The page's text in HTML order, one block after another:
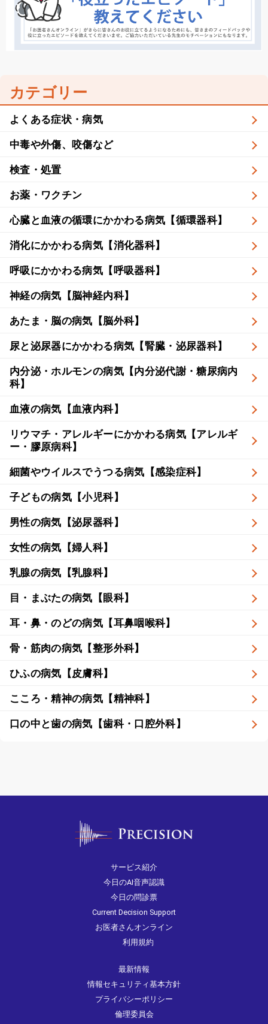
カテゴリー
よくある症状・病気
中毒や外傷、咬傷など
検査・処置
お薬・ワクチン
心臓と血液の循環にかかわる病気【循環器科】
消化にかかわる病気【消化器科】
呼吸にかかわる病気【呼吸器科】
神経の病気【脳神経内科】
あたま・脳の病気【脳外科】
尿と泌尿器にかかわる病気【腎臓・泌尿器科】
内分泌・ホルモンの病気【内分泌代謝・糖尿病内
科】
血液の病気【血液内科】
リウマチ・アレルギーにかかわる病気【アレルギ
ー・膠原病科】
細菌やウイルスでうつる病気【感染症科】
子どもの病気【小児科】
男性の病気【泌尿器科】
女性の病気【婦人科】
乳腺の病気【乳腺科】
目・まぶたの病気【眼科】
耳・鼻・のどの病気【耳鼻咽喉科】
骨・筋肉の病気【整形外科】
ひふの病気【皮膚科】
こころ・精神の病気【精神科】
口の中と歯の病気【歯科・口腔外科】
サービス紹介
今日のAI音声認識
今日の問診票
Current Decision Support
お医者さんオンライン
利用規約
最新情報
情報セキュリティ基本方針
プライバシーポリシー
倫理委員会